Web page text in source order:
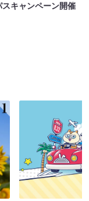
キャンペーン開催